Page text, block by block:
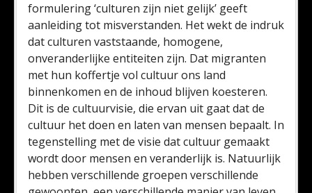
formulering ‘culturen zijn niet gelijk’ geeft
aanleiding tot misverstanden. Het wekt de indruk
dat culturen vaststaande, homogene,
onveranderlijke entiteiten zijn. Dat migranten
met hun koffertje vol cultuur ons land
binnenkomen en de inhoud blijven koesteren.
Dit is de cultuurvisie, die ervan uit gaat dat de
cultuur het doen en laten van mensen bepaalt. In
tegenstelling met de visie dat cultuur gemaakt
wordt door mensen en veranderlijk is. Natuurlijk
hebben verschillende groepen verschillende